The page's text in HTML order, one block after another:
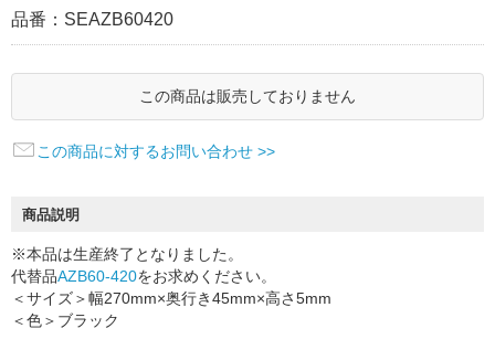
品番： SEAZB60420
この商品は販売しておりません
この商品に対するお問い合わせ >>
商品説明
※本品は生産終了となりました。
代替品AZB60-420をお求めください。
＜サイズ＞幅270mm×奥行き45mm×高さ5mm
＜色＞ブラック